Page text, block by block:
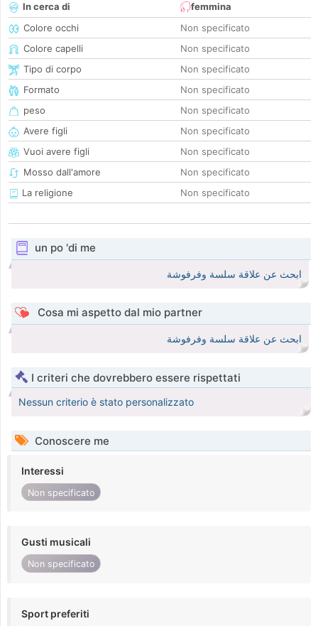
In cerca di
femmina
Colore occhi
Non specificato
Colore capelli
Non specificato
Tipo di corpo
Non specificato
Formato
Non specificato
peso
Non specificato
Avere figli
Non specificato
Vuoi avere figli
Non specificato
Mosso dall'amore
Non specificato
La religione
Non specificato
un po 'di me
ابحث عن علاقة سلسة وفرفوشة
Cosa mi aspetto dal mio partner
ابحث عن علاقة سلسة وفرفوشة
I criteri che dovrebbero essere rispettati
Nessun criterio è stato personalizzato
Conoscere me
Interessi
Non specificato
Gusti musicali
Non specificato
Sport preferiti